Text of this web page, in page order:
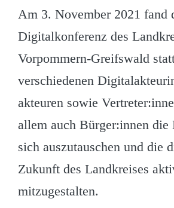
Am 3. November 2021 fand
Digitalkonferenz des
Vorpommern-Greifswald
verschiedenen
akteuren sowie
allem auch Bürger:innen
sich auszutauschen und die
Zukunft des Landkreises
mitzugestalten.